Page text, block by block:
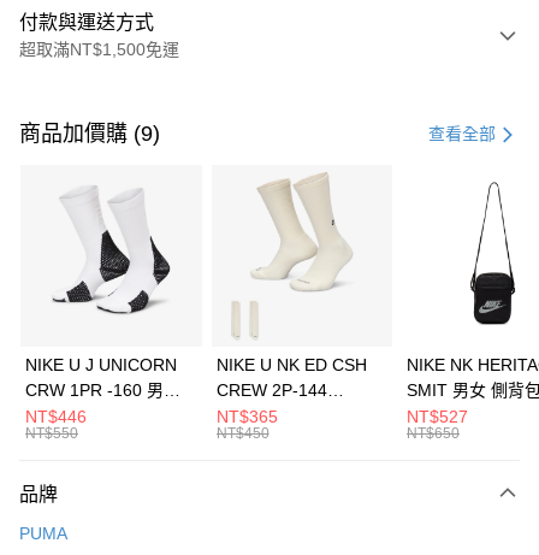
付款與運送方式
超取滿NT$1,500免運
信用卡一次付款
3 期 0 利率 每期 21家銀行
合作金庫商業銀行
第一商業銀行
華南商業銀行
彰化商業銀行
上海商業儲蓄銀行
元大商業銀行
台灣樂天信用卡公司
Apple Pay
全盈+PAY
AFTEE先享後付
【關於「AFTEE先享後付」】
便利好安心！
運送方式
商品加價購 (9) 查看全部
NIKE U J UNICORN
CRW 1PR -160 男女
中統襪 FZ3393100
NT$446
NT$550
NIKE U NK ED CSH
CREW 2P-144
EMBRDY 男女 短統襪
FZ3073133
NT$365
NT$450
NIKE NK
SMIT 男女 側背
BA5871010
NT$527
NT$650
品牌
PUMA